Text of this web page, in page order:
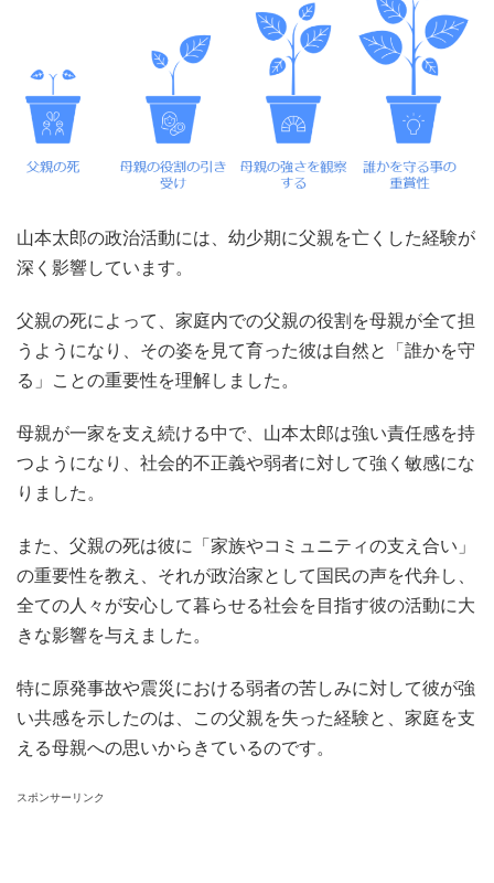
山本太郎の政治活動には、幼少期に父親を亡くした経験が
深く影響しています。
父親の死によって、家庭内での父親の役割を母親が全て担
うようになり、その姿を見て育った彼は自然と「誰かを守
る」ことの重要性を理解しました。
母親が一家を支え続ける中で、山本太郎は強い責任感を持
つようになり、社会的不正義や弱者に対して強く敏感にな
りました。
また、父親の死は彼に「家族やコミュニティの支え合い」
の重要性を教え、それが政治家として国民の声を代弁し、
全ての人々が安心して暮らせる社会を目指す彼の活動に大
きな影響を与えました。
特に原発事故や震災における弱者の苦しみに対して彼が強
い共感を示したのは、この父親を失った経験と、家庭を支
える母親への思いからきているのです。
スポンサーリンク